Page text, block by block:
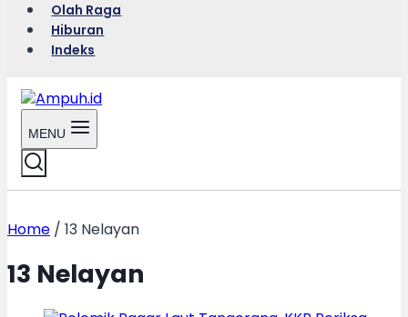
Olah Raga
Hiburan
Indeks
MENU
Home / 13 Nelayan
13 Nelayan